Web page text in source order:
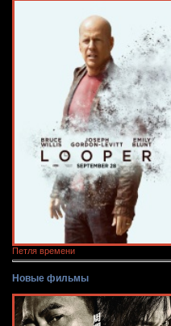
Петля времени
Новые фильмы